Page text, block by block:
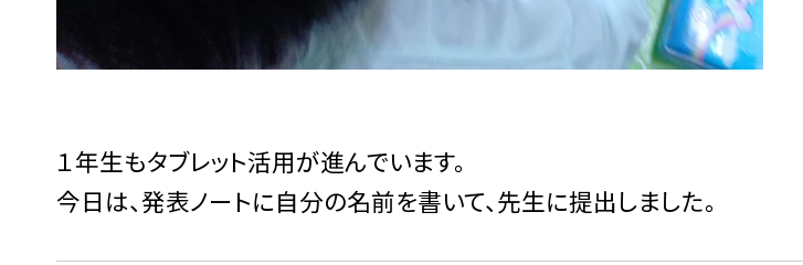
１年生もタブレット活用が進んでいます。
今日は、発表ノートに自分の名前を書いて、先生に提出しました。